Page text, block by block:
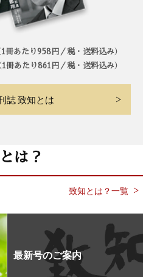
あたり958円／税・送料込み）
冊あたり861円／税・送料込み）
誌 致知とは
は？
致知とは？一覧
最新号のご案内